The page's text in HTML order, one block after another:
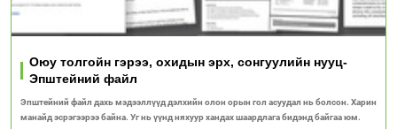
Оюу толгойн гэрээ, охидын эрх, сонгуулийн нууц-
Эпштейний файл
Эпштейний файл дахь мэдээллүүд дэлхийн олон орын гол асуудал нь болсон. Харин
манайд эсрэгээрээ байна. Уг нь үүнд няхуур хандах шаардлага бидэнд байгаа юм.